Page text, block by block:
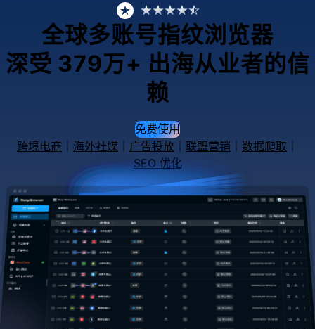
全球多账号指纹浏览器
深受 379万+ 出海从业者的信
赖
免费使用
跨境电商 海外社媒 广告投放 联盟营销 数据爬取
SEO 优化